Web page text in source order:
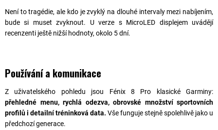
Není to tragédie, ale kdo je zvyklý na dlouhé intervaly mezi nabíjením,
bude si muset zvyknout. U verze s MicroLED displejem uvádějí
recenzenti ještě nižší hodnoty, okolo 5 dní.
Používání a komunikace
Z uživatelského pohledu jsou Fénix 8 Pro klasické Garminy:
přehledné menu, rychlá odezva, obrovské množství sportovních
profilů i detailní tréninková data. Vše funguje stejně spolehlivě jako u
předchozí generace.